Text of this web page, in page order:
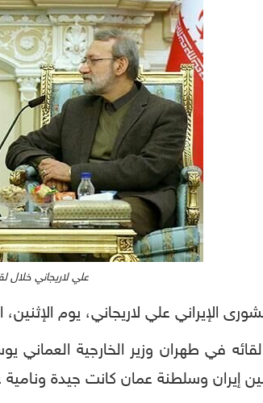
علي لاريجاني خلال
الإيراني علي لاريجاني، يوم
لقائه في طهران وزير الخارجية
إيران وسلطنة عمان كانت جيدة ونامية